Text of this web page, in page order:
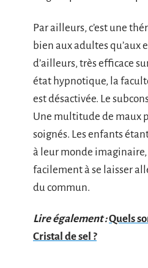
Par ailleurs, c’est une
bien aux adultes qu’aux
d’ailleurs, très efficace
état hypnotique, la
est désactivée. Le
Une multitude de maux
soignés. Les enfants
à leur monde
facilement à se laisser
du commun.
Lire également :Quels
Cristal de sel ?